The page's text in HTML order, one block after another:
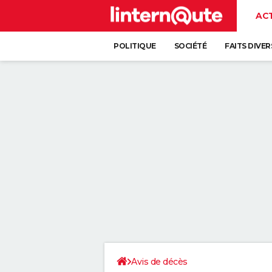
POLITIQUE SOCIÉTÉ FAITS
Avis de décès